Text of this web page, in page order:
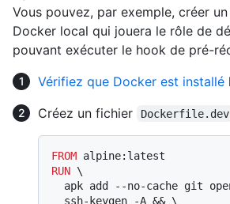
Vous pouvez, par exemple, créer
Docker local qui jouera le rôle de
pouvant exécuter le hook de pré-
Vérifiez que Docker est installé
Créez un fichier
Dockerfile.dev
FROM
RUN \